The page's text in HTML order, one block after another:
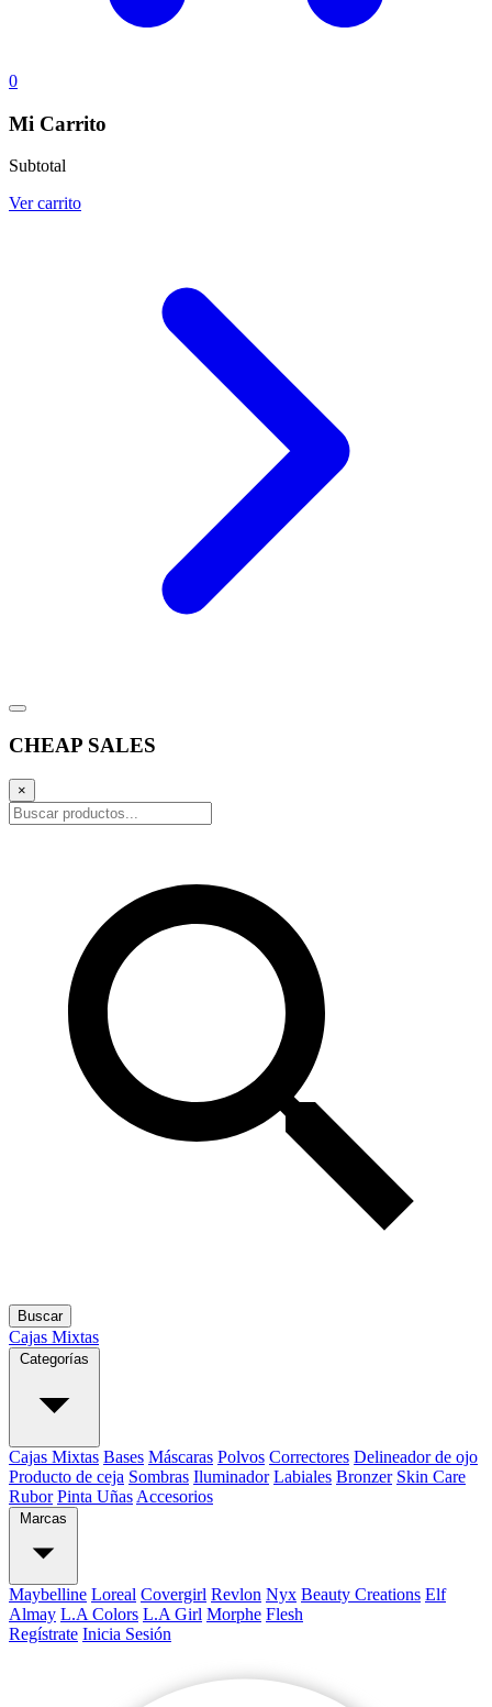
0
Mi Carrito
Subtotal
Ver carrito
CHEAP SALES
×
Buscar
Cajas Mixtas
Categorías
Cajas Mixtas Bases Máscaras Polvos Correctores Delineador de ojo
Producto de ceja Sombras Iluminador Labiales Bronzer Skin Care
Rubor Pinta Uñas Accesorios
Marcas
Maybelline Loreal Covergirl Revlon Nyx Beauty Creations Elf
Almay L.A Colors L.A Girl Morphe Flesh
Regístrate Inicia Sesión